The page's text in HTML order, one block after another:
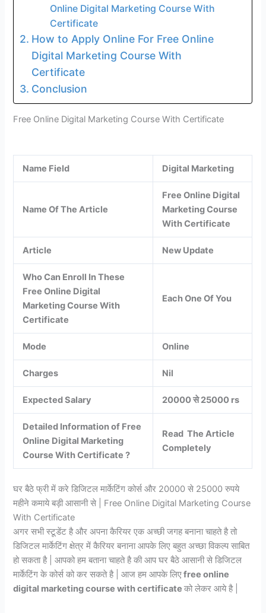
Online Digital Marketing Course With
Certificate
How to Apply Online For Free Online
Digital Marketing Course With
Certificate
Conclusion
Free Online Digital Marketing Course With Certificate
Name Field Digital Marketing
Name Of The Article
Free Online Digital
Marketing Course
With Certificate
Article New Update
Who Can Enroll In These
Free Online Digital
Marketing Course With
Certificate
Each One Of You
Mode Online
Charges Nil
Expected Salary 20000 से 25000 rs
Detailed Information of Free
Online Digital Marketing
Course With Certificate ?
Read The Article
Completely
घर बैठे फ्री में करे डिजिटल मार्केटिंग कोर्स और 20000 से 25000 रुपये
महीने कमाये बड़ी आसानी से | Free Online Digital Marketing Course
With Certificate
अगर सभी स्टूडेंट है और अपना कैरियर एक अच्छी जगह बनाना चाहते है तो
डिजिटल मार्केटिंग क्षेत्र में कैरियर बनाना आपके लिए बहुत अच्छा विकल्प साबित
हो सकता है | आपको हम बताना चाहते है की आप घर बैठे आसानी से डिजिटल
मार्केटिंग के कोर्स को कर सकते है | आज हम आपके लिएfree online
digital marketing course with certificateको लेकर आये है |